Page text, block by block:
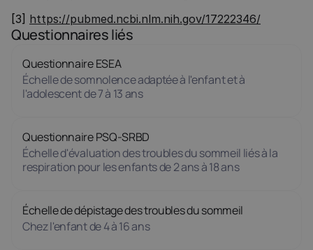
[3] https://pubmed.ncbi.nlm.nih.gov/17222346/
Questionnaires liés
Questionnaire ESEA
Échelle de somnolence adaptée à l'enfant et à
l'adolescent de 7 à 13 ans
Questionnaire PSQ-SRBD
Échelle d'évaluation des troubles du sommeil liés à la
respiration pour les enfants de 2 ans à 18 ans
Échelle de dépistage des troubles du sommeil
Chez l'enfant de 4 à 16 ans